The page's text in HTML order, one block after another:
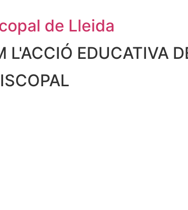
de Lleida
L'ACCIÓ EDUCATIVA